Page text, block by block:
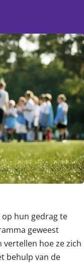
hun gedrag te
geweest
vertellen hoe ze zich
behulp van de